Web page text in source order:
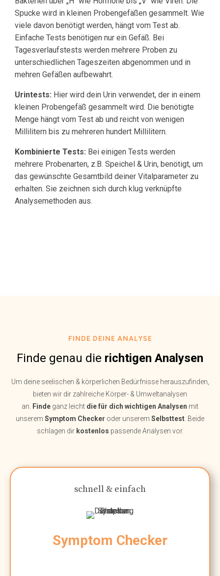
Spucke wird in kleinen Probengefäßen gesammelt. Wie
viele davon benötigt werden, hängt vom Test ab.
Einfache Tests benötigen nur ein Gefäß. Bei
Tagesverlaufstests werden mehrere Proben zu
unterschiedlichen Tageszeiten abgenommen und in
mehren Gefäßen aufbewahrt.
Urintests: Hier wird dein Urin verwendet, der in einem
kleinen Probengefäß gesammelt wird. Die benötigte
Menge hängt vom Test ab und reicht von wenigen
Millilitern bis zu mehreren hundert Millilitern.
Kombinierte Tests: Bei einigen Tests werden
mehrere Probenarten, z.B. Speichel & Urin, benötigt, um
das gewünschte Gesamtbild deiner Vitalparameter zu
erhalten. Sie zeichnen sich durch klug verknüpfte
Analysemethoden aus.
FINDE DEINE ANALYSE
Finde genau die richtigen Analysen
Um deine seelischen & körperlichen Bedürfnisse herauszufinden,
bieten wir dir zahlreiche Körper- & Umweltanalysen
an.
Finde ganz leicht die für dich wichtigen Analysen mit
unserem Symptom Checker oder unserem Selbsttest . Beide
schlagen dir kostenlos passende Analysen vor.
schnell & einfach
Symptom Checker